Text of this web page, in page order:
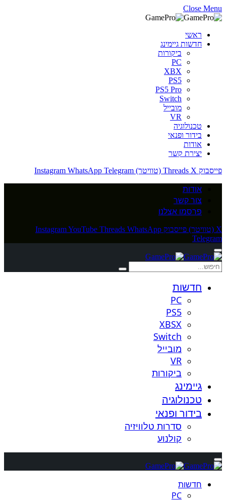
Close Menu
ראשי
חדשות גיימינג
ביקורות
PC
XBX
PS5
PS5 Pro
Switch
מובייל
VR
טכנולוגיה
בידור ופנאי
אודות
יצירת קשר
פייסבוק
Threads X (טוויטר) Instagram WhatsApp Telegram
אודות
צור קשר
פרסמו אצלנו
X (טוויטר) פייסבוק InstagramYouTube Threads WhatsApp
Telegram
חדשות
PC
PS5
XBSX
Switch
מובייל
VR
ביקורות
גיימינג
טכנולוגיה
בידור ופנאי
סדרות טלוויזיה
קולנוע
חדשות
PC